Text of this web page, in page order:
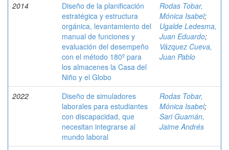
2014
Diseño de la planificación
estratégica y estructura
orgánica, levantamiento del
manual de funciones y
evaluación del desempeño
con el método 180º para
los almacenes la Casa del
Niño y el Globo
Rodas Tobar,
Mónica Isabel;
Ugalde Ledesma,
Juan Eduardo;
Vázquez Cueva,
Juan Pablo
2022
Diseño de simuladores
laborales para estudiantes
con discapacidad, que
necesitan integrarse al
mundo laboral
Rodas Tobar,
Mónica Isabel;
Sari Guamán,
Jaime Andrés